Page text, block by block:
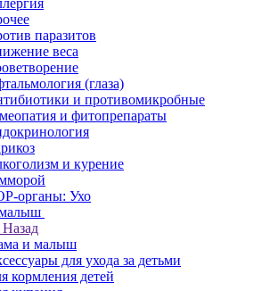
паразитов
веса
(глаза)
и противомикробные
и фитопрепараты
и курение
органы: Ухо
Назад
и малыш
для ухода за детьми
кормления детей